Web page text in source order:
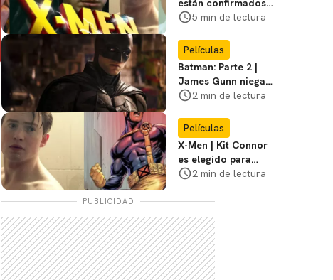
están confirmados
en la película de
favoritos
5 min de lectura
Películas
Batman: Parte 2 |
James Gunn niega
que se filme la parte
2 min de lectura
Películas
X-Men | Kit Connor
es elegido para
interpretar a
película
2 min de lectura
PUBLICIDAD